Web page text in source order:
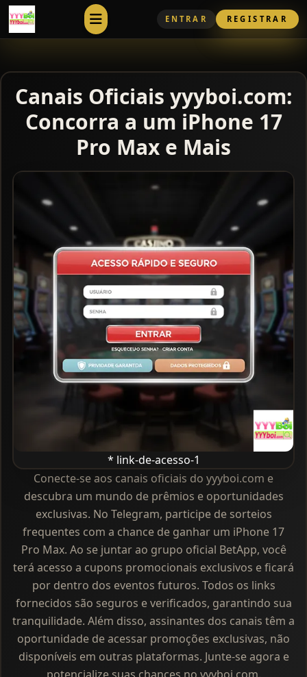
Menu ENTRAR REGISTRAR
Canais Oficiais yyyboi.com:
Concorra a um iPhone 17
Pro Max e Mais
* link-de-acesso-1
Conecte-se aos canais oficiais do yyyboi.com e
descubra um mundo de prêmios e oportunidades
exclusivas. No Telegram, participe de sorteios
frequentes com a chance de ganhar um iPhone 17
Pro Max. Ao se juntar ao grupo oficial BetApp, você
terá acesso a cupons promocionais exclusivos e ficará
por dentro dos eventos futuros. Todos os links
fornecidos são seguros e verificados, garantindo sua
tranquilidade. Além disso, assinantes dos canais têm a
oportunidade de acessar promoções exclusivas, não
disponíveis em outras plataformas. Junte-se agora e